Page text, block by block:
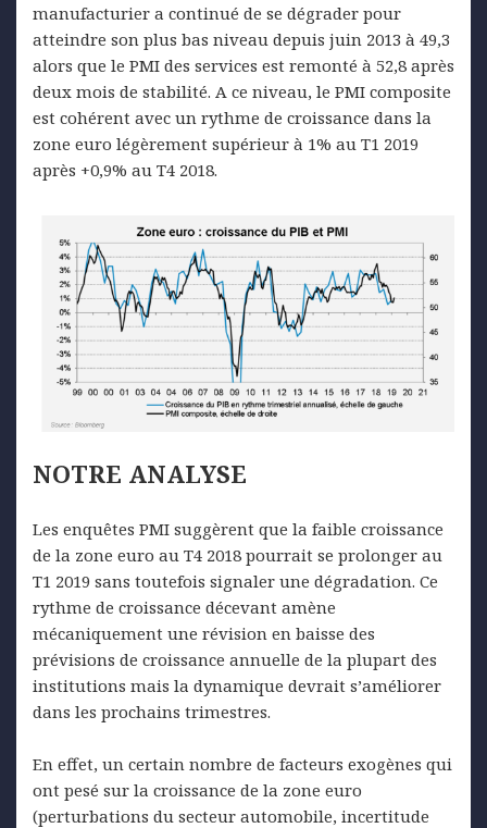
manufacturier a continué de se dégrader pour
atteindre son plus bas niveau depuis juin 2013 à 49,3
alors que le PMI des services est remonté à 52,8 après
deux mois de stabilité. A ce niveau, le PMI composite
est cohérent avec un rythme de croissance dans la
zone euro légèrement supérieur à 1% au T1 2019
après +0,9% au T4 2018.
NOTRE ANALYSE
Les enquêtes PMI suggèrent que la faible croissance
de la zone euro au T4 2018 pourrait se prolonger au
T1 2019 sans toutefois signaler une dégradation. Ce
rythme de croissance décevant amène
mécaniquement une révision en baisse des
prévisions de croissance annuelle de la plupart des
institutions mais la dynamique devrait s’améliorer
dans les prochains trimestres.
En effet, un certain nombre de facteurs exogènes qui
ont pesé sur la croissance de la zone euro
(perturbations du secteur automobile, incertitude